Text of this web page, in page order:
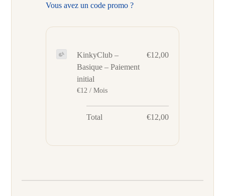
Vous avez un code promo ?
KinkyClub –
Basique – Paiement
initial
€12 / Mois
€12,00
Total €12,00